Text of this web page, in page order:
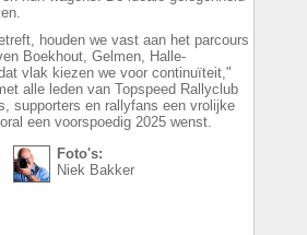
houden we vast aan het parcours
Boekhout, Gelmen, Halle-
vlak kiezen we voor continuïteit,"
alle leden van Topspeed Rallyclub
supporters en rallyfans een vrolijke
een voorspoedig 2025 wenst.
Foto's:
Niek Bakker